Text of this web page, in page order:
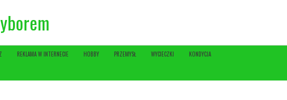
REKLAMA W INTERNECIE HOBBY PRZEMYSŁ WYCIECZKI KONDYCJA